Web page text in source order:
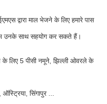
द्वारा माल भेजने के लिए हमारे पास
उनके साथ सहयोग कर सकते हैं।
के लिए 5 पीसी नमूने, झिल्ली ओवरले के
सिंगापुर ...